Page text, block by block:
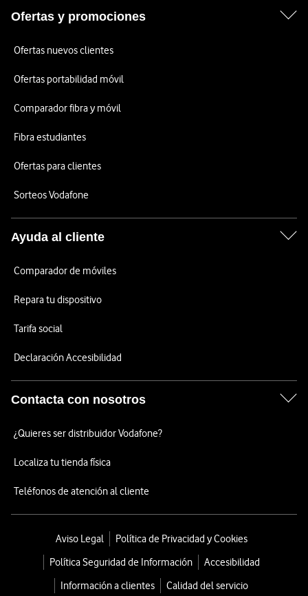
Ofertas y promociones
Ofertas nuevos clientes
Ofertas portabilidad móvil
Comparador fibra y móvil
Fibra estudiantes
Ofertas para clientes
Sorteos Vodafone
Ayuda al cliente
Comparador de móviles
Repara tu dispositivo
Tarifa social
Declaración Accesibilidad
Contacta con nosotros
¿Quieres ser distribuidor Vodafone?
Localiza tu tienda física
Teléfonos de atención al cliente
Aviso Legal
Política de Privacidad y Cookies
Política Seguridad de Información
Accesibilidad
Información a clientes
Calidad del servicio